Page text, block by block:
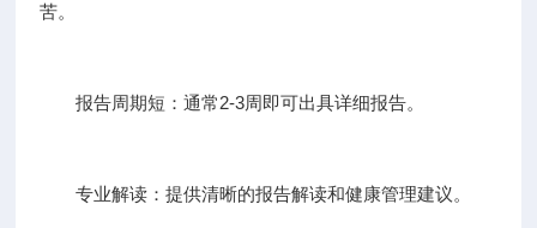
苦。
报告周期短：通常2-3周即可出具详细报告。
专业解读：提供清晰的报告解读和健康管理建议。